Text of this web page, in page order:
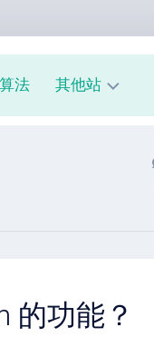
算法 其他站
段
的功能？